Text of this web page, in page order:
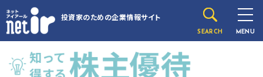
投資家のための企業情報サイト
SEARCH MENU